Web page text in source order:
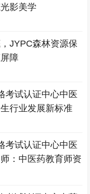
影美学
JYPC森林资源保
障
考试认证中心中医
行业发展新标准
考试认证中心中医
：中医药教育师资